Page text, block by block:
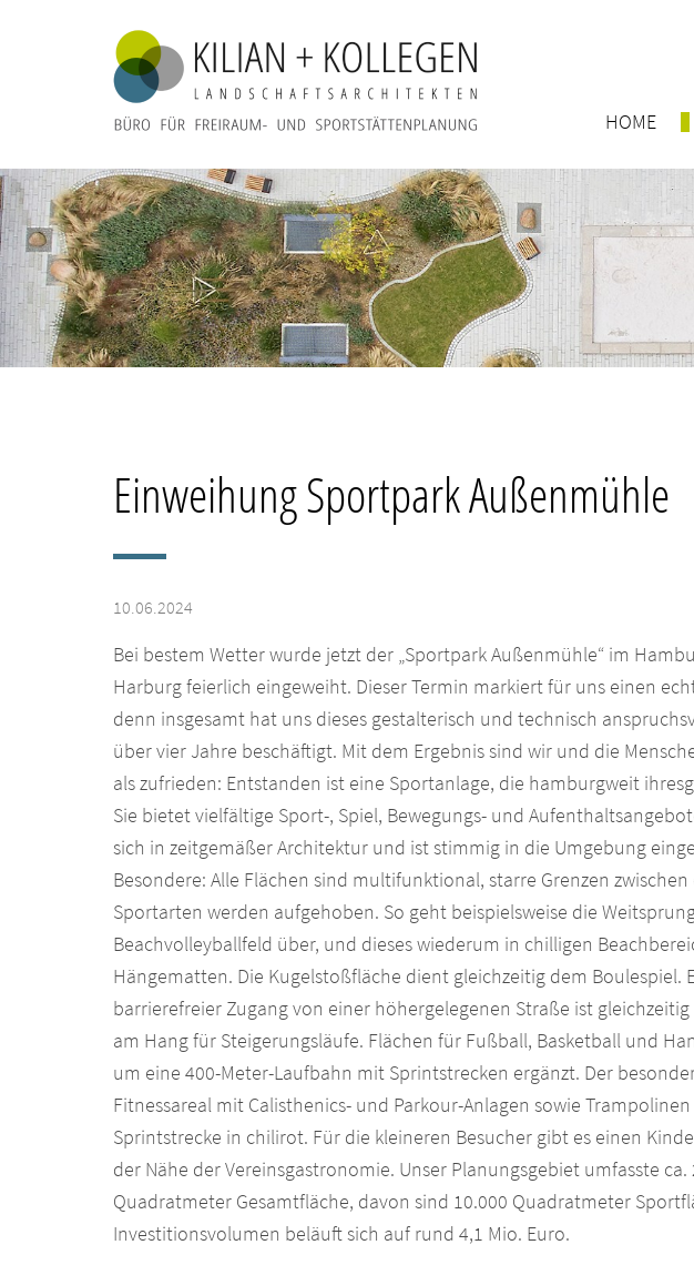
HOME
Einweihung Sportpark Außenmühle
10.06.2024
Bei bestem Wetter wurde jetzt der „Sportpark Außenmühle“ im
Harburg feierlich eingeweiht. Dieser Termin markiert für uns einen
denn insgesamt hat uns dieses gestalterisch und technisch
über vier Jahre beschäftigt. Mit dem Ergebnis sind wir und die
als zufrieden: Entstanden ist eine Sportanlage, die hamburgweit
Sie bietet vielfältige Sport-, Spiel, Bewegungs- und
sich in zeitgemäßer Architektur und ist stimmig in die Umgebung
Besondere: Alle Flächen sind multifunktional, starre Grenzen zwischen
Sportarten werden aufgehoben. So geht beispielsweise die
Beachvolleyballfeld über, und dieses wiederum in chilligen
Hängematten. Die Kugelstoßfläche dient gleichzeitig dem Boulespiel.
barrierefreier Zugang von einer höhergelegenen Straße ist
am Hang für Steigerungsläufe. Flächen für Fußball, Basketball und
um eine 400-Meter-Laufbahn mit Sprintstrecken ergänzt. Der
Fitnessareal mit Calisthenics- und Parkour-Anlagen sowie
Sprintstrecke in chilirot. Für die kleineren Besucher gibt es einen
der Nähe der Vereinsgastronomie. Unser Planungsgebiet umfasste ca.
Quadratmeter Gesamtfläche, davon sind 10.000 Quadratmeter
Investitionsvolumen beläuft sich auf rund 4,1 Mio. Euro.